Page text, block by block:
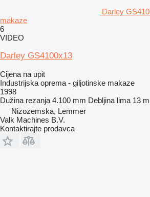
Darley
makaze
6
VIDEO
Darley GS4100x13
Cijena na upit
Industrijska oprema - giljotinske makaze
1998
Dužina rezanja 4.100 mm Debljina lima 13
Nizozemska, Lemmer
Valk Machines B.V.
Kontaktirajte prodavca